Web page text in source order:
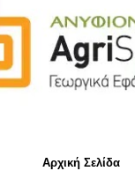
Αρχική Σελίδα